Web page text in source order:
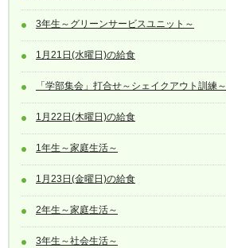
3年生～グリーンサービスユニット～
1月21日(水曜日)の給食
「学部集会」打合せ～シェイクアウト訓練～
1月22日(木曜日)の給食
1年生～家庭生活～
1月23日(金曜日)の給食
2年生～家庭生活～
3年生～社会生活～